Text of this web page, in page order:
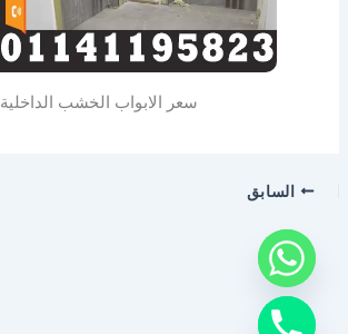
سعر الابواب الخشب الداخلية
السابق